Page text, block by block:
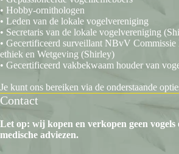
• Hobby-ornithologen
• Leden van de lokale vogelvereniging
• Secretaris van de lokale vogelvereniging
• Gecertificeerd surveillant NBvV
ethiek en Wetgeving (Shirley)
• Gecertificeerd vakbekwaam houder van
Je kunt ons bereiken via de onderstaande
Contact
Let op: wij kopen en verkopen geen vogels
medische adviezen.